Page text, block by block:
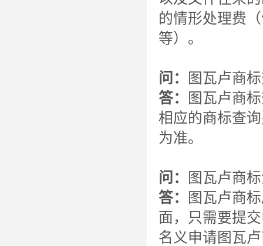
的情形处理费
等）。
问：
图瓦卢商
答：
图瓦卢商
相应的商标查
为准。
问：
图瓦卢商
答：
图瓦卢商
面，只需要提
名义申请图瓦